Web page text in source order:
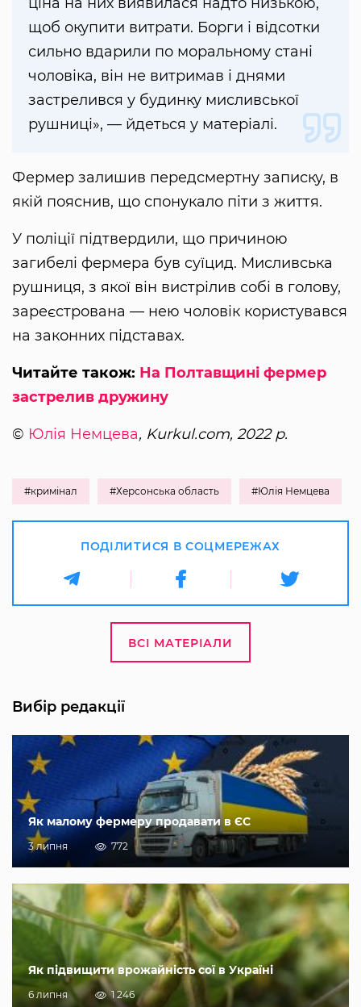
щоб окупити витрати. Борги і відсотки
сильно вдарили по моральному стані
чоловіка, він не витримав і днями
застрелився у будинку мисливської
рушниці», — йдеться у матеріалі.
Фермер залишив передсмертну записку, в
якій пояснив, що спонукало піти з життя.
У поліції підтвердили, що причиною
загибелі фермера був суїцид. Мисливська
рушниця, з якої він вистрілив собі в голову,
зареєстрована — нею чоловік користувався
на законних підставах.
Читайте також: На Полтавщині фермер
застрелив дружину
© Юлія Немцева, Kurkul.com, 2022 р.
#кримінал #Херсонська область #Юлія Немцева
ПОДІЛИТИСЯ В СОЦМЕРЕЖАХ
ВСІ МАТЕРІАЛИ
Вибір редакції
Як малому фермеру продавати в ЄС
3 липня 772
Як підвищити врожайність сої в Україні
6 липня 1 246